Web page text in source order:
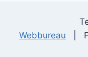
Webbureau |